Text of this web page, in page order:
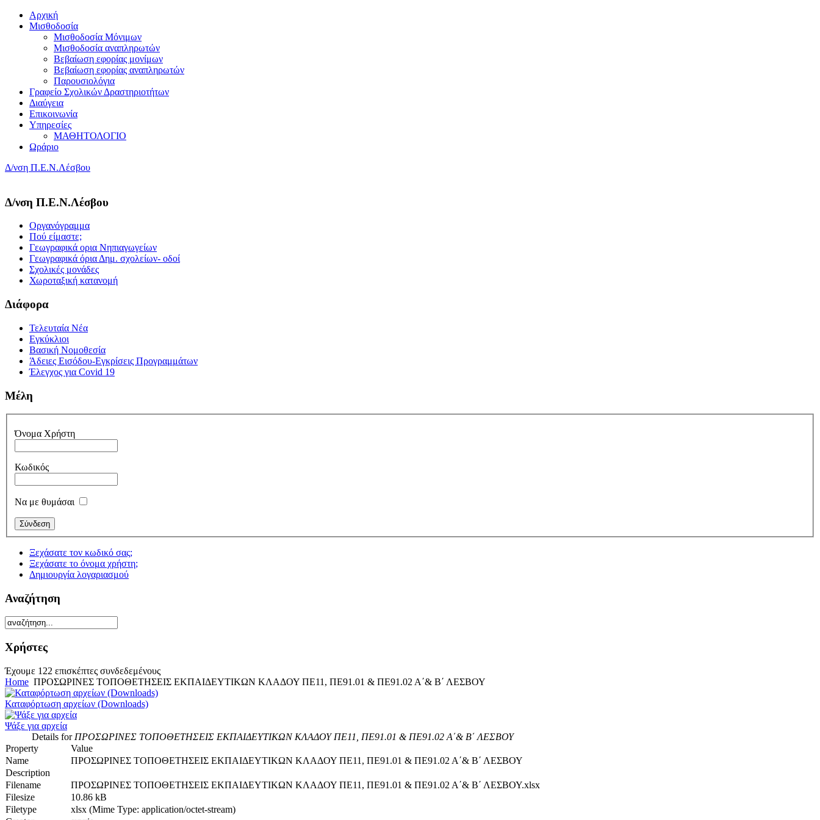
Αρχική
Μισθοδοσία
Μισθοδοσία Μόνιμων
Μισθοδοσία αναπληρωτών
Βεβαίωση εφορίας μονίμων
Βεβαίωση εφορίας αναπληρωτών
Παρουσιολόγια
Γραφείο Σχολικών Δραστηριοτήτων
Διαύγεια
Επικοινωνία
Υπηρεσίες
ΜΑΘΗΤΟΛΟΓΙΟ
Ωράριο
Δ/νση Π.Ε.Ν.Λέσβου
Δ/νση Π.Ε.Ν.Λέσβου
Οργανόγραμμα
Πού είμαστε;
Γεωγραφικά ορια Νηπιαγωγείων
Γεωγραφικά όρια Δημ. σχολείων- οδοί
Σχολικές μονάδες
Χωροταξική κατανομή
Διάφορα
Τελευταία Νέα
Εγκύκλιοι
Βασική Νομοθεσία
Άδειες Εισόδου-Εγκρίσεις Προγραμμάτων
Έλεγχος για Covid 19
Μέλη
Όνομα Χρήστη
Κωδικός
Να με θυμάσαι
Ξεχάσατε τον κωδικό σας;
Ξεχάσατε το όνομα χρήστη;
Δημιουργία λογαριασμού
Αναζήτηση
Χρήστες
Έχουμε 122 επισκέπτες συνδεδεμένους
Home ΠΡΟΣΩΡΙΝΕΣ ΤΟΠΟΘΕΤΗΣΕΙΣ ΕΚΠΑΙΔΕΥΤΙΚΩΝ ΚΛΑΔΟΥ ΠΕ11, ΠΕ91.01 & ΠΕ91.02 Α΄& Β΄ ΛΕΣΒΟΥ
Καταφόρτωση αρχείων (Downloads)
Ψάξε για αρχεία
Details forΠΡΟΣΩΡΙΝΕΣ ΤΟΠΟΘΕΤΗΣΕΙΣ ΕΚΠΑΙΔΕΥΤΙΚΩΝ ΚΛΑΔΟΥ ΠΕ11, ΠΕ91.01 & ΠΕ91.02 Α΄& Β΄ ΛΕΣΒΟΥ
Property
Value
Name
ΠΡΟΣΩΡΙΝΕΣ ΤΟΠΟΘΕΤΗΣΕΙΣ ΕΚΠΑΙΔΕΥΤΙΚΩΝ ΚΛΑΔΟΥ ΠΕ11, ΠΕ91.01 & ΠΕ91.02 Α΄& Β΄ ΛΕΣΒΟΥ
Description
Filename
ΠΡΟΣΩΡΙΝΕΣ ΤΟΠΟΘΕΤΗΣΕΙΣ ΕΚΠΑΙΔΕΥΤΙΚΩΝ ΚΛΑΔΟΥ ΠΕ11, ΠΕ91.01 & ΠΕ91.02 Α΄& Β΄ ΛΕΣΒΟΥ.xlsx
Filesize
10.86 kB
Filetype
xlsx (Mime Type: application/octet-stream)